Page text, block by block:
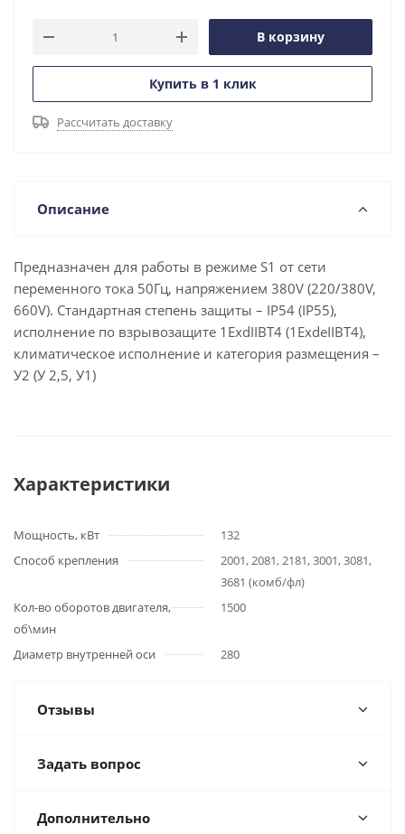
В корзину
Купить в 1 клик
Рассчитать доставку
Описание
Предназначен для работы в режиме S1 от сети
переменного тока 50Гц, напряжением 380V (220/380V,
660V). Стандартная степень защиты – IP54 (IP55),
исполнение по взрывозащите 1ExdIIBT4 (1ExdеIIBT4),
климатическое исполнение и категория размещения –
У2 (У 2,5, У1)
Характеристики
Мощность, кВт
132
Способ крепления
2001, 2081, 2181, 3001, 3081,
3681 (комб/фл)
Кол-во оборотов двигателя,
об\мин
1500
Диаметр внутренней оси 280
Отзывы
Задать вопрос
Дополнительно